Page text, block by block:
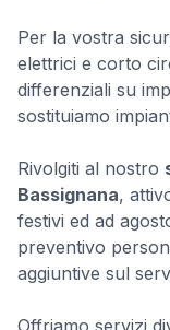
Per la vostra
elettrici e corto
differenziali su
sostituiamo
Rivolgiti al nostro
Bassignana,
festivi ed ad
preventivo
aggiuntive sul
Offriamo servizi